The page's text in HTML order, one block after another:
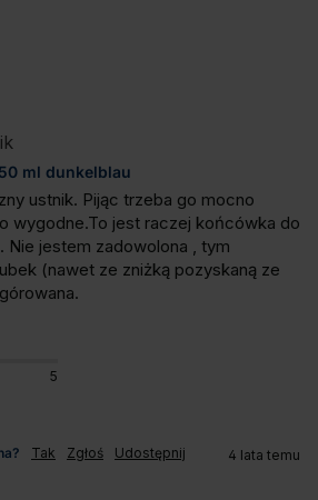
ml dunkelblau
ustnik. Pijąc trzeba go mocno
wygodne.To jest raczej końcówka do
Nie jestem zadowolona , tym
(nawet ze zniżką pozyskaną ze
5
Tak Zgłoś Udostępnij 4 lata temu